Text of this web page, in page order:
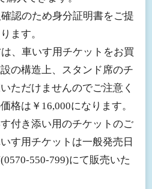
認のため身分証明書をご提
ます。
、車いす用チケットをお買
の構造上、スタンド席のチ
ただけませんのでご注意く
格は￥16,000になります。
付き添い用のチケットのご
す用チケットは一般発売日
550-799)にて販売いた